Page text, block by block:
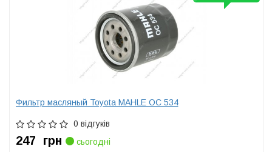
Фильтр масляный Toyota MAHLE OC 534
0 відгуків
247 грн сьогодні